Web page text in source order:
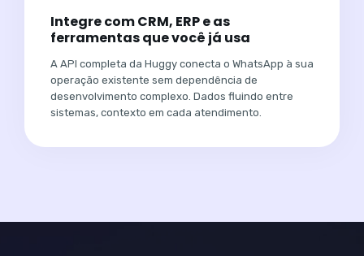
Integre com CRM, ERP e as
ferramentas que você já usa
A API completa da Huggy conecta o WhatsApp à sua
operação existente sem dependência de
desenvolvimento complexo. Dados fluindo entre
sistemas, contexto em cada atendimento.